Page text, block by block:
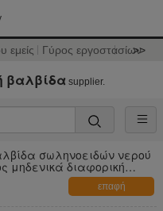
εμείς Γύρος εργοστασίων
>>
βαλβίδα supplier.
σωληνοειδών νερού
μηδενικά διαφορική
επαφή